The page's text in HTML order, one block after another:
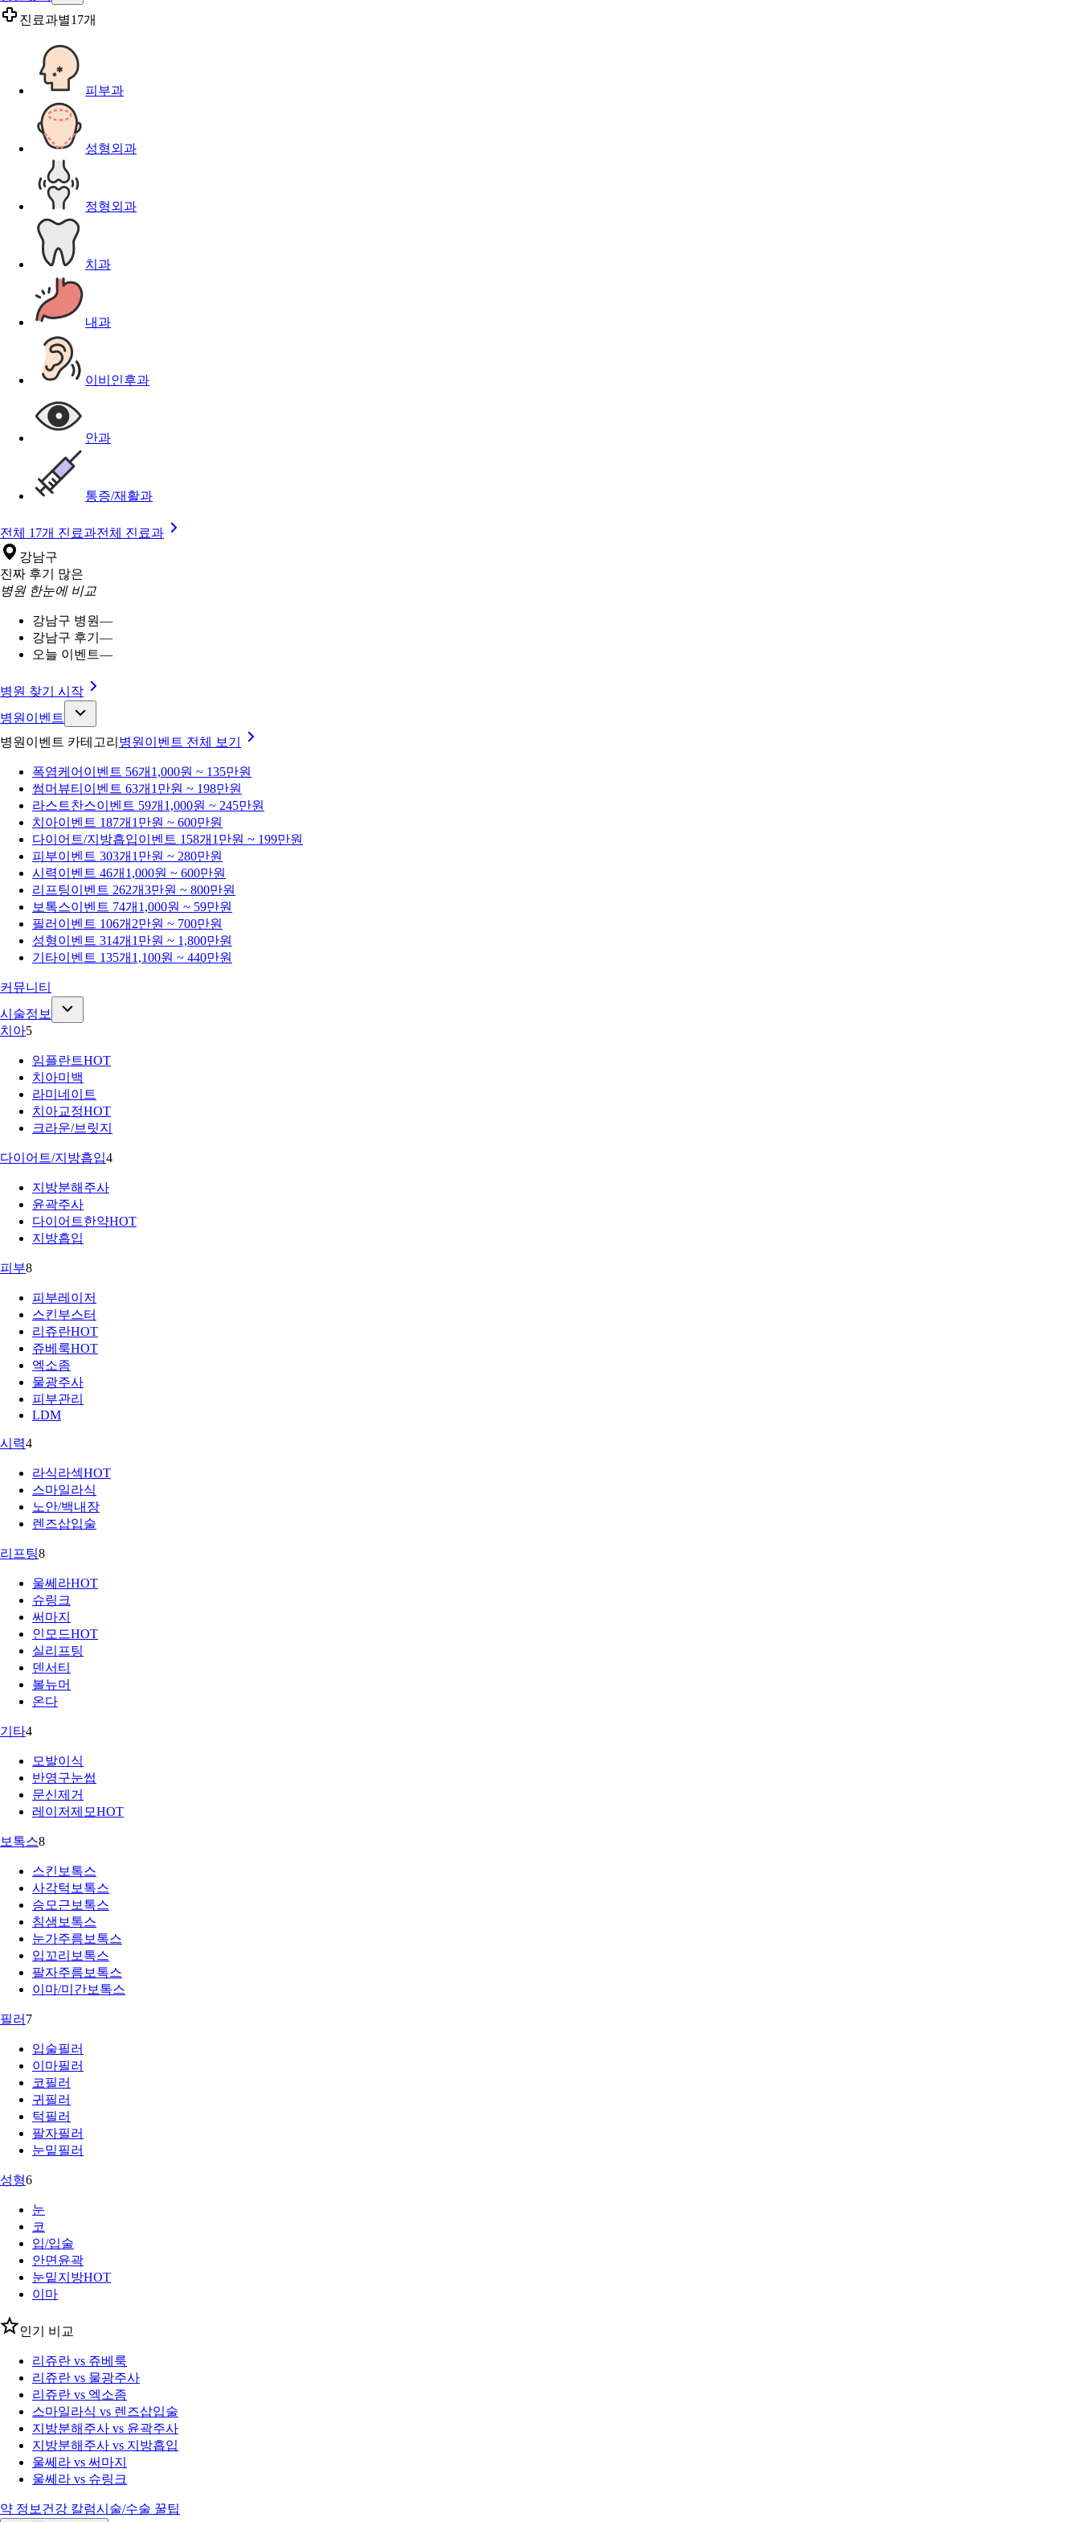
진료과별17개
피부과
성형외과
정형외과
치과
내과
이비인후과
안과
통증/재활과
전체 17개 진료과전체 진료과
강남구
진짜 후기 많은
병원 한눈에 비교
강남구 병원—
강남구 후기 —
오늘 이벤트—
병원 찾기 시작
병원이벤트
병원이벤트 카테고리 병원이벤트 전체 보기
폭염케어 이벤트 56개 1,000원 ~ 135만원
썸머뷰티 이벤트 63개 1만원 ~ 198만원
라스트찬스이벤트 59개 1,000원 ~ 245만원
치아이벤트 187개 1만원 ~ 600만원
다이어트/지방흡입이벤트 158개 1만원 ~ 199만원
피부이벤트 303개 1만원 ~ 280만원
시력이벤트 46개 1,000원 ~ 600만원
리프팅이벤트 262개3만원 ~ 800만원
보톡스이벤트 74개 1,000원 ~ 59만원
필러 이벤트 106개 2만원 ~ 700만원
성형이벤트 314개 1만원 ~ 1,800만원
기타이벤트 135개 1,100원 ~ 440만원
커뮤니티
시술정보
치아5
임플란트HOT
치아미백
라미네이트
치아교정HOT
크라운/브릿지
다이어트/지방흡입4
지방분해주사
윤곽주사
다이어트한약HOT
지방흡입
피부8
피부레이저
스킨부스터
리쥬란HOT
쥬베룩HOT
엑소좀
물광주사
피부관리
LDM
시력4
라식라섹HOT
스마일라식
노안/백내장
렌즈삽입술
리프팅8
울쎄라HOT
슈링크
써마지
인모드HOT
실리프팅
덴서티
볼뉴머
온다
기타4
모발이식
반영구눈썹
문신제거
레이저제모HOT
보톡스8
스킨보톡스
사각턱보톡스
승모근보톡스
침샘보톡스
눈가주름보톡스
입꼬리보톡스
팔자주름보톡스
이마/미간보톡스
필러 7
입술필러
이마필러
코필러
귀필러
턱필러
팔자필러
눈밑필러
성형6
눈
코
입/입술
안면윤곽
눈밑지방HOT
이마
인기 비교
리쥬란 vs 쥬베룩
리쥬란 vs 물광주사
리쥬란 vs 엑소좀
스마일라식 vs 렌즈삽입술
지방분해주사 vs 윤곽주사
지방분해주사 vs 지방흡입
울쎄라 vs 써마지
울쎄라 vs 슈링크
약 정보 건강 칼럼시술/수술 꿀팁